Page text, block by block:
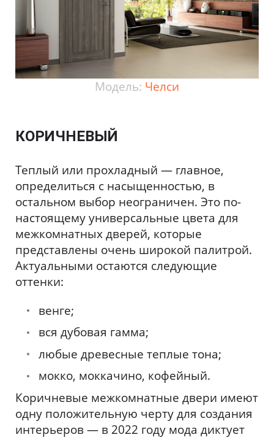
Модель: Челси
КОРИЧНЕВЫЙ
Теплый или прохладный — главное,
определиться с насыщенностью, в
остальном выбор неограничен. Это по-
настоящему универсальные цвета для
межкомнатных дверей, которые
представлены очень широкой палитрой.
Актуальными остаются следующие
оттенки:
венге;
вся дубовая гамма;
любые древесные теплые тона;
мокко, моккачино, кофейный.
Коричневые межкомнатные двери имеют
одну положительную черту для создания
интерьеров — в 2022 году мода диктует